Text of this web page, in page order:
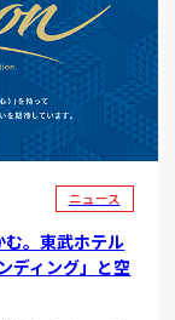
ニュース
む。東武ホテル
ディング」と空